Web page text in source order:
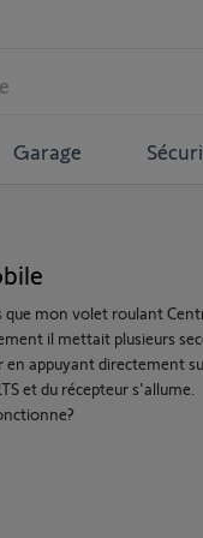
Garage
mon volet roulant
il mettait plusieurs
appuyant directement
et du récepteur s'allume.